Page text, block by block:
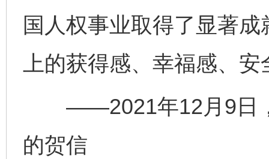
国人权事业取得了显著
上的获得感、幸福感、
——2021年12月9日，
的贺信